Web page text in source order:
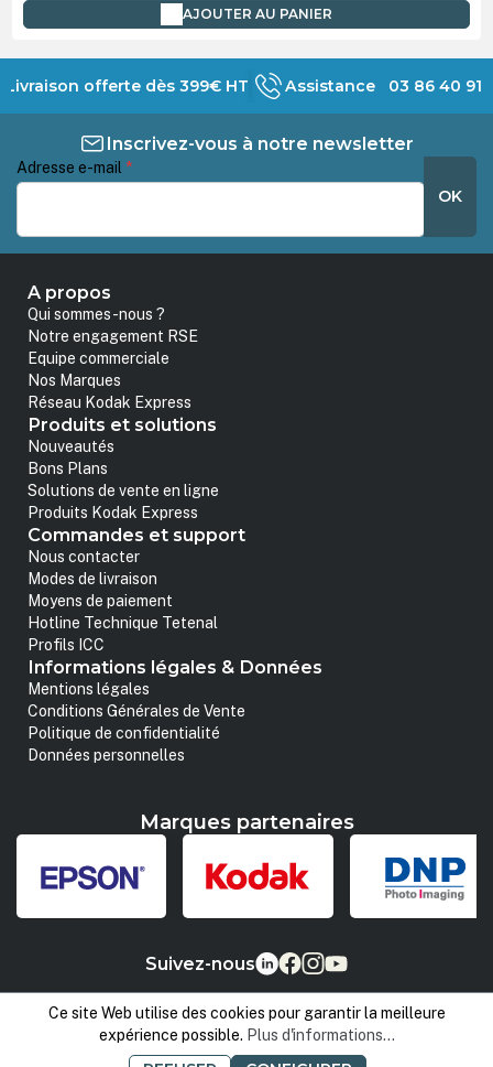
AJOUTER AU PANIER
Livraison offerte dès 399€ HT Assistance 03 86 40 91
Inscrivez-vous à notre newsletter
Adresse e-mail *
OK
A propos
Qui sommes-nous ?
Notre engagement RSE
Equipe commerciale
Nos Marques
Réseau Kodak Express
Produits et solutions
Nouveautés
Bons Plans
Solutions de vente en ligne
Produits Kodak Express
Commandes et support
Nous contacter
Modes de livraison
Moyens de paiement
Hotline Technique Tetenal
Profils ICC
Informations légales & Données
Mentions légales
Conditions Générales de Vente
Politique de confidentialité
Données personnelles
Marques partenaires
Suivez-nous
Ce site Web utilise des cookies pour garantir la meilleure
expérience possible. Plus d'informations...